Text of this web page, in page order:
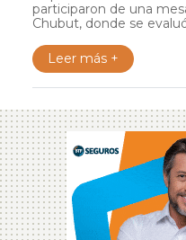
participaron de una
Chubut, donde se
Leer más +